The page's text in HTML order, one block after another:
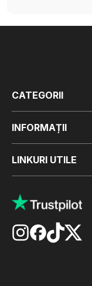
CATEGORII
INFORMAȚII
LINKURI UTILE